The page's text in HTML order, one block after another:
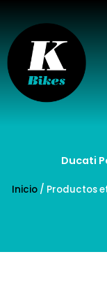
contenido
Ducati
Inicio/ Productos